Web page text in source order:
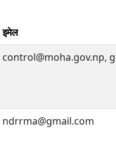
इमेल
control@moha.gov.np,
ndrrma@gmail.com